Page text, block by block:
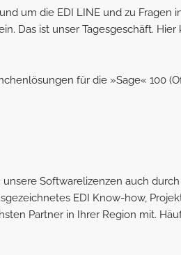
um die EDI LINE und zu Fragen
Das ist unser Tagesgeschäft.
für die »Sage« 100
Softwarelizenzen auch
EDI Know-how,
Partner in Ihrer Region mit.